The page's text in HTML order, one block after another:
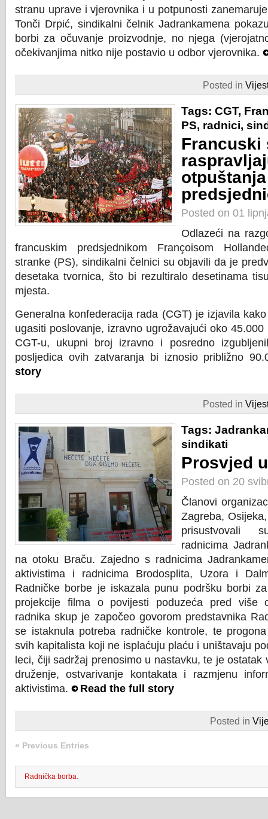
stranu uprave i vjerovnika i u potpunosti
Tonči Drpić, sindikalni čelnik Jadrankamena
borbi za očuvanje proizvodnje, no njega
očekivanjima nitko nije postavio u odbor vjerovnika.
Posted in
Tags: CGT,
PS, radnici,
Francuski
Posted on 01
Odlazeći na
francuskim predsjednikom Françoisom
stranke (PS), sindikalni čelnici su objavili da je
desetaka tvornica, što bi rezultiralo desetinama
mjesta.
Generalna konfederacija rada (CGT) je izjavila
ugasiti poslovanje, izravno ugrožavajući oko
CGT-u, ukupni broj izravno i posredno
posljedica ovih zatvaranja bi iznosio približno
story
Posted in
Tags:
sindikati
Prosvjed
Posted on 20
Članovi
Zagreba,
prisustvovali
radnicima
na otoku Braču. Zajedno s radnicima
aktivistima i radnicima Brodosplita, Uzora i
Radničke borbe je iskazala punu podršku borbi
projekcije filma o povijesti poduzeća pred više
radnika skup je započeo govorom predstavnika
se istaknula potreba radničke kontrole, te
svih kapitalista koji ne isplaćuju plaću i uništavaju
leci, čiji sadržaj prenosimo u nastavku, te je ostatak
druženje, ostvarivanje kontakata i razmjenu
aktivistima.
Read the full story
Posted in
« Previous Entries
Radnička borba.